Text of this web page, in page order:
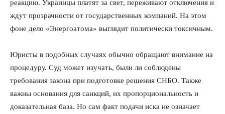
реакцию. Украинцы платят за свет, переживают отключения и
ждут прозрачности от государственных компаний. На этом
фоне дело «Энергоатома» выглядит политически токсичным.
Юристы в подобных случаях обычно обращают внимание на
процедуру. Суд может изучать, были ли соблюдены
требования закона при подготовке решения СНБО. Также
важны основания для санкций, их пропорциональность и
доказательная база. Но сам факт подачи иска не означает